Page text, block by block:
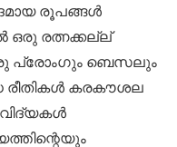
രൂപങ്ങൾ
ഒരു രത്നക്കല്ല്
പ്രോംഗും ബെസലും
രീതികൾ കരകൗശല